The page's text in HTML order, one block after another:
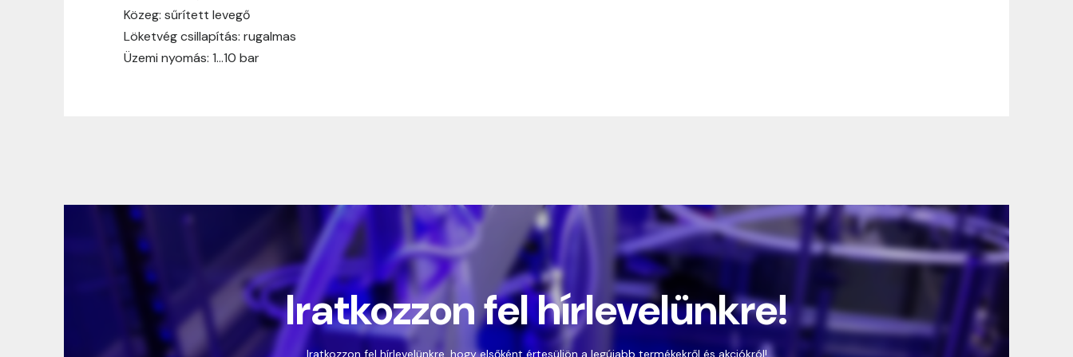
Közeg: sűrített levegő
Löketvég csillapítás: rugalmas
Üzemi nyomás: 1…10 bar
Iratkozzon fel hírlevelünkre!
Iratkozzon fel hírlevelünkre, hogy elsőként értesüljön a legújabb termékekről és akciókról!